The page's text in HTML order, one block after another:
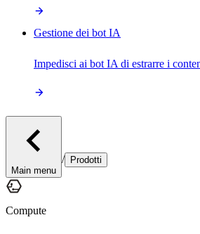
Gestione dei bot IA
Impedisci ai bot IA di estrarre i
Main menu
/ Prodotti
Compute